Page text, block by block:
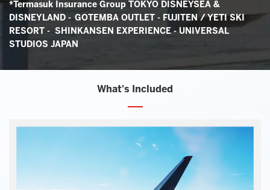
*Termasuk Insurance Group TOKYO DISNEYSEA &
DISNEYLAND - GOTEMBA OUTLET - FUJITEN / YETI SKI
RESORT - SHINKANSEN EXPERIENCE - UNIVERSAL
STUDIOS JAPAN
What's Included